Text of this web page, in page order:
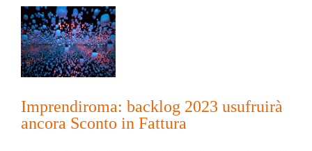
Ingrandisci
immagine
Imprendiroma: backlog 2023 usufruirà
ancora Sconto in Fattura